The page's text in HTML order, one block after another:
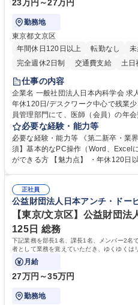
23万円～27万円
勤務地
東京都文京区
年間休日120日以上
転勤なし
完全週休2日制
交通費支給 土日
仕事の内容
企業名 一般社団法人日本内科学会 求人名 第二新卒歓迎！【正社員事務】
年休120日/デスクワーク中心で残業少なめ 仕事の内容 日本内科
員管理部門にて、医師（会員）の年
テム入力、電話・FAX対応をお任せ
営事務局業務などにも幅広く携わっていただきます
入力業務】 ・医師（会員）の住所変
・年会費の徴収管理や入金データの
年休120日/デスクワーク中心で残業少
必要な経験・能力等
必要な経験・能力等 《第二新卒・業
須】基本的なPC操作（Word、Excel
ができる方 【魅力点】 ・年休120日以上に加え、9時～17時の「実働7時
整、資料作成、当日の運営サポート 学歴・資格 学歴：大学院 大学 語学
力： 資格：
正社員
公益財団法人日本アンチ・ドー
【東京/文京区】公益財団法
125日 総務
下記業務を部長1名、課長1名、メンバー2名
者として業務を覚えていただき、ゆくゆくは
躍いただくことを期待しています。
月給
27万円～35万円
勤務地